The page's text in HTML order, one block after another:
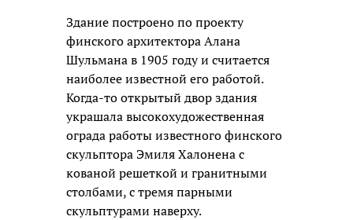
Здание построено по проекту
финского архитектора Алана
Шульмана в 1905 году и считается
наиболее известной его работой.
Когда-то открытый двор здания
украшала высокохудожественная
ограда работы известного финского
скульптора Эмиля Халонена с
кованой решеткой и гранитными
столбами, с тремя парными
скульптурами наверху.